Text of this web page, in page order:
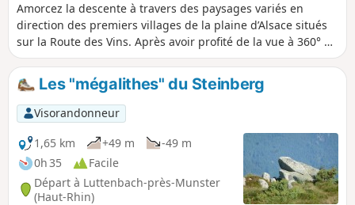
Amorcez la descente à travers des paysages variés en
direction des premiers villages de la plaine d’Alsace situés
sur la Route des Vins. Après avoir profité de la vue à 360° du
Petit Ballon sur les vallées de Guebwiller, Munster et sur la
chaîne du Hohneck et du Grand Ballon, c’est en amorçant la
descente au bout de la crête, que vous apercevrez le cirque
glaciaire du Petit Ballon. De beaux petits sentiers, entre
bois et prairies, vignobles et montagne, vous emmèneront
jusqu’au village de Soultzmatt, en passant par Wintzfelden
et Osenbach, sans oublier une petite halte sur le site
remarquable des vestiges du Couvent de Schwartzenthann.
Les "mégalithes" du Steinberg
Visorandonneur
1,65 km
+49 m
-49 m
0h 35
Facile
Départ à Luttenbach-près-Munster
(Haut-Rhin)